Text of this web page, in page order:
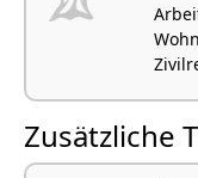
Zusätzliche